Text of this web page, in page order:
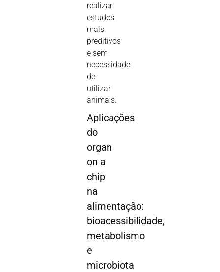
realizar
estudos
mais
preditivos
e sem
necessidade
de
utilizar
animais.
Aplicações
do
organ
on a
chip
na
alimentação:
bioacessibilidade,
metabolismo
e
microbiota